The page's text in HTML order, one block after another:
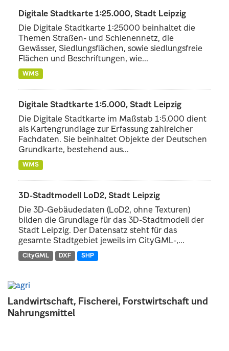
Landwirtschaft, Fischerei, Forstwirtschaft und
Nahrungsmittel
Digitale Stadtkarte 1:25.000, Stadt Leipzig
Die Digitale Stadtkarte 1:25000 beinhaltet die
Themen Straßen- und Schienennetz, die
Gewässer, Siedlungsflächen, sowie siedlungsfreie
Flächen und Beschriftungen, wie...
WMS
Digitale Stadtkarte 1:5.000, Stadt Leipzig
Die Digitale Stadtkarte im Maßstab 1:5.000 dient
als Kartengrundlage zur Erfassung zahlreicher
Fachdaten. Sie beinhaltet Objekte der Deutschen
Grundkarte, bestehend aus...
WMS
3D-Stadtmodell LoD2, Stadt Leipzig
Die 3D-Gebäudedaten (LoD2, ohne Texturen)
bilden die Grundlage für das 3D-Stadtmodell der
Stadt Leipzig. Der Datensatz steht für das
gesamte Stadtgebiet jeweils im CityGML-,...
CityGML DXF SHP